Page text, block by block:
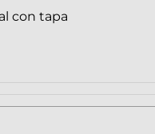
con tapa